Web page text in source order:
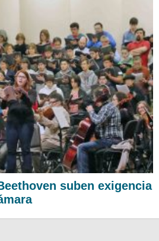
suben exigencia